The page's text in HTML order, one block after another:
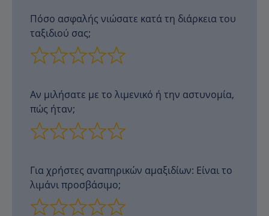
Πόσο ασφαλής νιώσατε κατά τη διάρκεια του
ταξιδιού σας;
Αν μιλήσατε με το λιμενικό ή την αστυνομία,
πώς ήταν;
Για χρήστες αναπηρικών αμαξιδίων: Είναι το
λιμάνι προσβάσιμο;